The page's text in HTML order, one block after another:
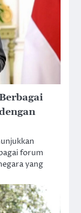
forum
yang